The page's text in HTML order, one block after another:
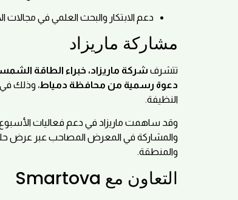
دعم الابتكار والبحث العلمي في مجالات
مشاركة ماريزاد
تتشرف شركة ماريزاد، خبراء الطاقة
دعوة رسمية من محافظة دمياط، وذلك في
النظيفة.
وقد ساهمت ماريزاد في دعم فعاليات
والمشاركة في المعرض المصاحب عبر عرض
والمنطقة.
التعاون مع Smartova